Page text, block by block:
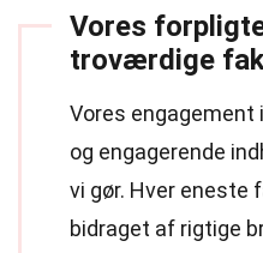
Vores
troværdige
Vores
og engagerende
vi gør. Hver eneste
bidraget af rigtige